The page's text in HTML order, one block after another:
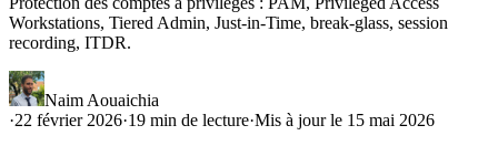
Workstations, Tiered Admin, Just-in-Time, break-glass, session
recording, ITDR.
Naim Aouaichia
·22 février 2026·19 min de lecture·Mis à jour le 15 mai 2026